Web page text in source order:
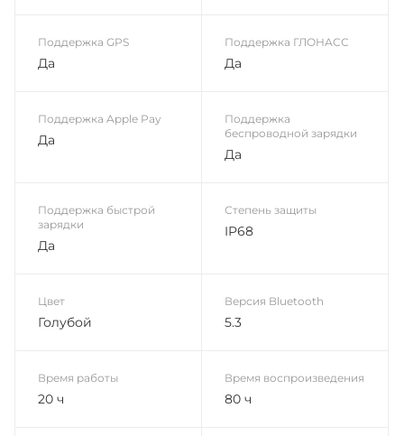
Поддержка GPS
Да
Поддержка ГЛОНАСС
Да
Поддержка Apple Pay
Да
Поддержка
беспроводной зарядки
Да
Поддержка быстрой
зарядки
Да
Степень защиты
IP68
Цвет
Голубой
Версия Bluetooth
5.3
Время работы
20 ч
Время воспроизведения
80 ч